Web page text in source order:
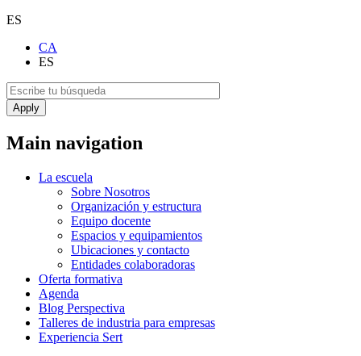
ES
CA
ES
Main navigation
La escuela
Sobre Nosotros
Organización y estructura
Equipo docente
Espacios y equipamientos
Ubicaciones y contacto
Entidades colaboradoras
Oferta formativa
Agenda
Blog Perspectiva
Talleres de industria para empresas
Experiencia Sert